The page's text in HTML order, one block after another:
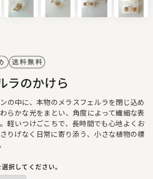
ラのかけら
の中に、本物のメラスフェルラを閉じ込め
らかな光をまとい、角度によって繊細な表
軽いつけごこちで、長時間でも心地よくお
りげなく日常に寄り添う、小さな植物の標
択してください。